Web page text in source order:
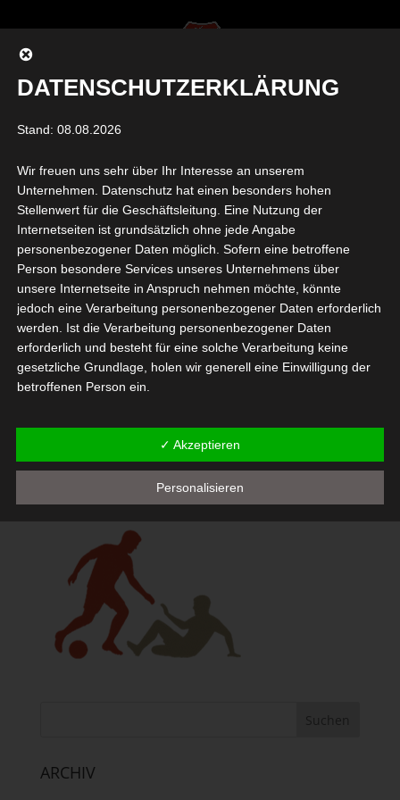
VERLIEREN LERNEN
vonFelix Wirsing|Okt. 14, 2025|0 Kommentare
ARCHIV
DATENSCHUTZERKLÄRUNG
Stand: 08.08.2026
Wir freuen uns sehr über Ihr Interesse an unserem
Unternehmen. Datenschutz hat einen besonders hohen
Stellenwert für die Geschäftsleitung. Eine Nutzung der
Internetseiten ist grundsätzlich ohne jede Angabe
personenbezogener Daten möglich. Sofern eine betroffene
Person besondere Services unseres Unternehmens über
unsere Internetseite in Anspruch nehmen möchte, könnte
jedoch eine Verarbeitung personenbezogener Daten erforderlich
werden. Ist die Verarbeitung personenbezogener Daten
erforderlich und besteht für eine solche Verarbeitung keine
gesetzliche Grundlage, holen wir generell eine Einwilligung der
betroffenen Person ein.
Die Verarbeitung personenbezogener Daten, beispielsweise des
Namens, der Anschrift, E-Mail-Adresse oder Telefonnummer
einer betroffenen Person, erfolgt stets im Einklang mit der
Datenschutz-Grundverordnung und in Übereinstimmung mit den
für uns geltenden landesspezifischen
möchte unser Unternehmen die Öffentlichkeit über Art, Umfang
und Zweck der von uns erhobenen, genutzten und verarbeiteten
personenbezogenen Daten informieren. Ferner werden
betroffene Personen mittels dieser Datenschutzerklärung über
die ihnen zustehenden Rechte aufgeklärt.
verarbeiteten personenbezogenen Daten sicherzustellen.
grundsätzlich Sicherheitslücken aufweisen, sodass ein absoluter
Schutz nicht gewährleistet werden kann. Aus diesem Grund
✓ Akzeptieren
Personalisieren